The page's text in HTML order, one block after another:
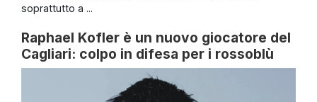
soprattutto a ...
Raphael Kofler è un nuovo giocatore del
Cagliari: colpo in difesa per i rossoblù